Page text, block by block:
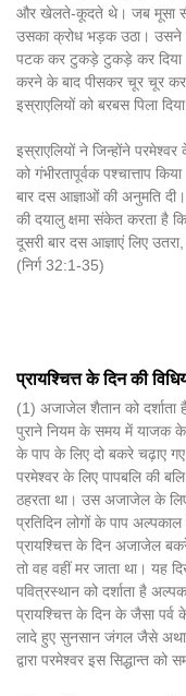
और खेलते-कूदते थे। जब मूसा
उसका क्रोध भड़क उठा। उसने
पटक कर टुकड़े टुकड़े कर
करने के बाद पीसकर चूर चूर
इस्राएलियों को बरबस पिला
इस्राएलियों ने जिन्होंने परमेश्वर
को गंभीरतापूर्वक पश्चात्ताप
बार दस आज्ञाओं की अनुमति
की दयालु क्षमा संकेत करता है
दूसरी बार दस आज्ञाएं लिए उतरा,
(निर्ग 32:1-35)
प्रायश्चित्त के दिन की
(1) अजाजेल शैतान को दर्शाता
पुराने नियम के समय में याजक के
के पाप के लिए दो बकरे चढ़ाए
परमेश्वर के लिए पापबलि की
ठहरता था। उस अजाजेल के
प्रतिदिन लोगों के पाप
प्रायश्चित्त के दिन अजाजेल
तो वह वहीं मर जाता था। यह
पवित्रस्थान को दर्शाता है
प्रायश्चित्त के दिन के जैसा पर्व
लादे हुए सुनसान जंगल जैसे अथाह
द्वारा परमेश्वर इस सिद्धान्त